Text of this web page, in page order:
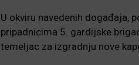
U okviru navedenih događaja,
pripadnicima 5. gardijske
temeljac za izgradnju nove